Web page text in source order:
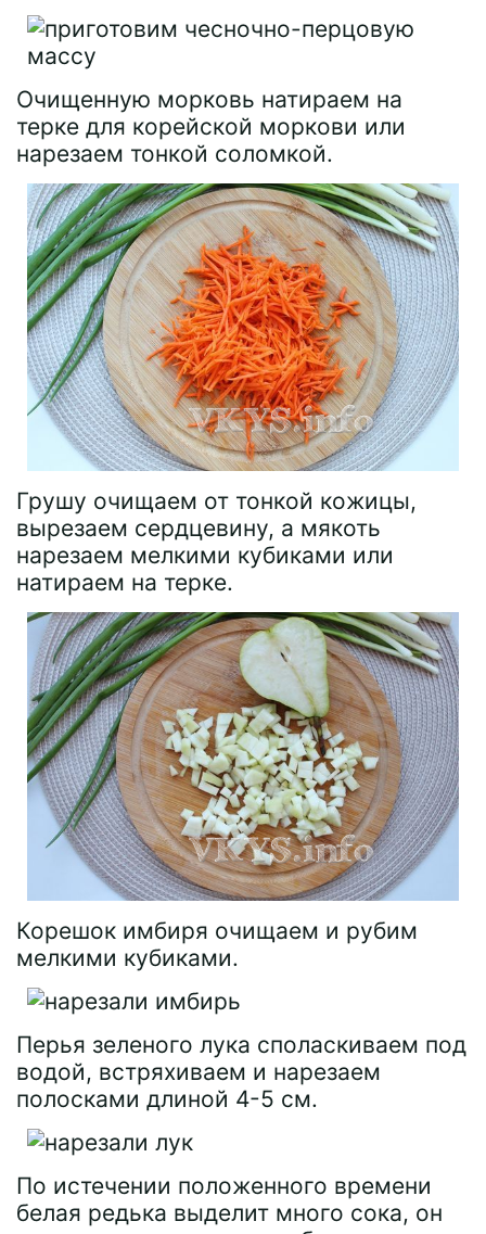
Очищенную морковь натираем на
терке для корейской моркови или
нарезаем тонкой соломкой.
Грушу очищаем от тонкой кожицы,
вырезаем сердцевину, а мякоть
нарезаем мелкими кубиками или
натираем на терке.
Корешок имбиря очищаем и рубим
мелкими кубиками.
Перья зеленого лука споласкиваем под
водой, встряхиваем и нарезаем
полосками длиной 4-5 см.
По истечении положенного времени
белая редька выделит много сока, он